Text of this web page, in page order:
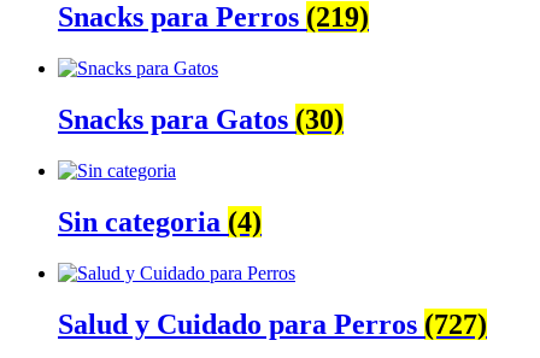
Snacks para Perros (219)
Snacks para Gatos (30)
Sin categoria (4)
Salud y Cuidado para Perros (727)